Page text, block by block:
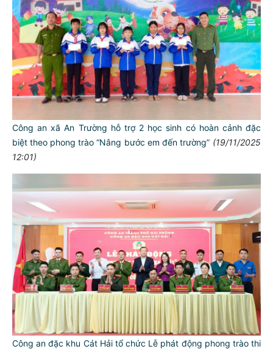
Công an xã An Trường hỗ trợ 2 học sinh có hoàn cảnh đặc
biệt theo phong trào “Nâng bước em đến trường” (19/11/2025
12:01)
Công an đặc khu Cát Hải tổ chức Lễ phát động phong trào thi